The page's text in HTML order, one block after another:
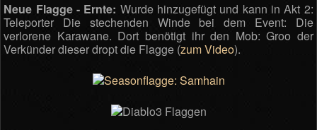
Neue Flagge - Ernte: Wurde hinzugefügt und kann in Akt 2:
Teleporter Die stechenden Winde bei dem Event: Die
verlorene Karawane. Dort benötigt ihr den Mob: Groo der
Verkünder dieser dropt die Flagge (zum Video).